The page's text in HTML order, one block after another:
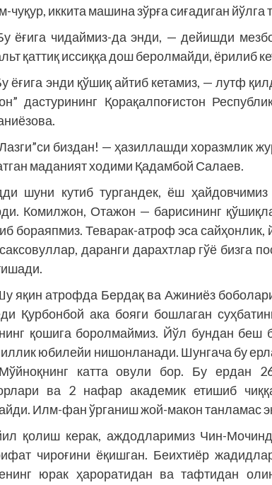
чуқур, иккита машина зўрға сиғадиган йўлга
ёғига чидаймиз-да энди, — дейишди
қаттиқ иссиққа дош беролмайди, ёрилиб
ёғига энди қўшиқ айтиб кетамиз, — лутф
дастурининг Қорақалпоғистон
биздан! — ҳазиллашди хоразмлик
маданият ходими Қадамбой Салаев.
шуни кутиб тургандек, ёш
Комилжон, Отажон — барисининг
бораяпмиз. Теварак-атроф эса сайҳонлик,
даранги дарахтлар гўё бизга
яқин атрофда Бердақ ва Ажиниёз
Қурбонбой ака бояги бошлаган
қошига боролмаймиз. Йўл бундан беш
юбилейи нишонланади. Шунгача бу
катта овули бор. Бу ердан
ва 2 нафар академик етишиб
Илм-фан ўрганиш жой-макон танламас
қолиш керак, аждодларимиз Чин-
чироғини ёқишган. Беихтиёр
юрак ҳароратидан ва тафтидан